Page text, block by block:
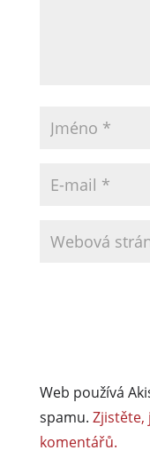
Web používá
spamu. Zjistěte,
komentářů.